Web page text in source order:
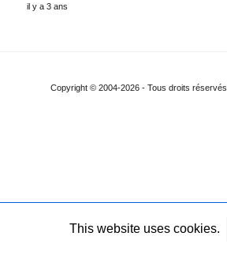
il y a 3 ans
Copyright © 2004-2026 - Tous droits réservés
This website uses cookies.